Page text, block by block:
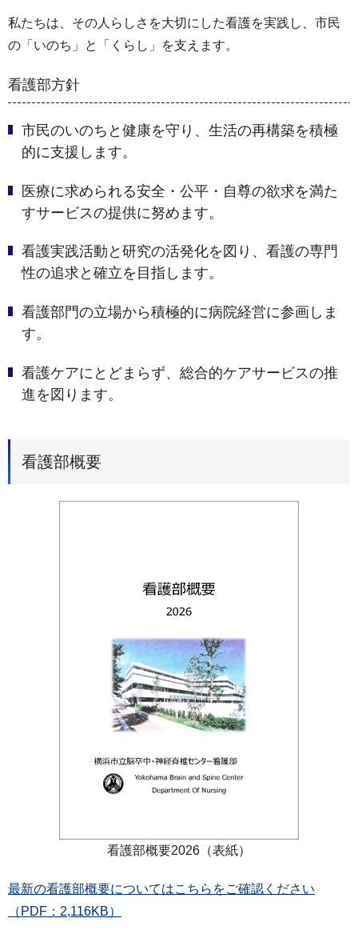
私たちは、その人らしさを大切にした看護を実践し、市民
の「いのち」と「くらし」を支えます。
看護部方針
市民のいのちと健康を守り、生活の再構築を積極
的に支援します。
医療に求められる安全・公平・自尊の欲求を満た
すサービスの提供に努めます。
看護実践活動と研究の活発化を図り、看護の専門
性の追求と確立を目指します。
看護部門の立場から積極的に病院経営に参画しま
す。
看護ケアにとどまらず、総合的ケアサービスの推
進を図ります。
看護部概要
看護部概要2026（表紙）
最新の看護部概要についてはこちらをご確認ください
（PDF：2,116KB）